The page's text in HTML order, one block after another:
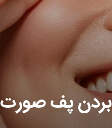
بردن پف صورت